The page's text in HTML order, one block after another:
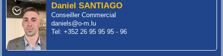
Daniel SANTIAGO
Conseiller Commercial
daniels@o-m.lu
Tel: +352 26 95 95 95 - 96